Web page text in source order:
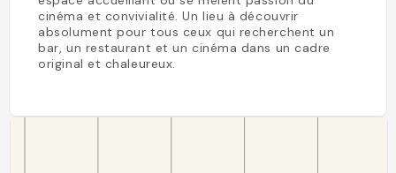
cinéma et convivialité. Un lieu à découvrir
absolument pour tous ceux qui recherchent un
bar, un restaurant et un cinéma dans un cadre
original et chaleureux.